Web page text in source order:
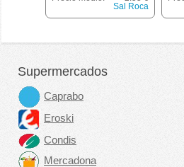
Sal Roca
Supermercados
Caprabo
Eroski
Condis
Mercadona